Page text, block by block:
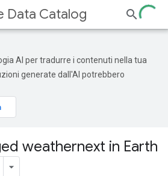
Data Catalog
AI per tradurre i contenuti nella tua
generate dall'AI potrebbero
weathernext in Earth